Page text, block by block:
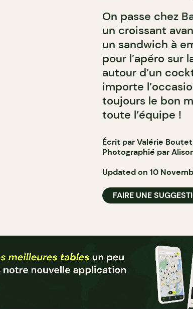
On passe chez
un croissant
un sandwich à
pour l’apéro sur
autour d’un
importe
toujours le bon
toute l’équipe !
Écrit par Valérie Boutet
Photographié par
Updated on 10
FAIRE UNE